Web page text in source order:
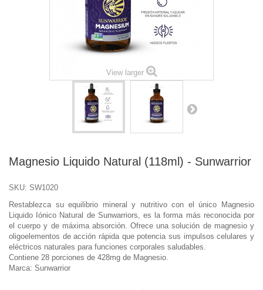
View larger
Magnesio Liquido Natural (118ml) - Sunwarrior
SKU: SW1020
Restablezca su equilibrio mineral y nutritivo con el único Magnesio
Liquido Iónico Natural de Sunwarriors, es la forma más reconocida por
el cuerpo y de máxima absorción. Ofrece una solución de magnesio y
oligoelementos de acción rápida que potencia sus impulsos celulares y
eléctricos naturales para funciones corporales saludables.
Contiene 28 porciones de 428mg de Magnesio.
Marca: Sunwarrior